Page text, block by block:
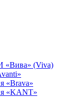
«Вива» (Viva)
«Brava»
«KANT»